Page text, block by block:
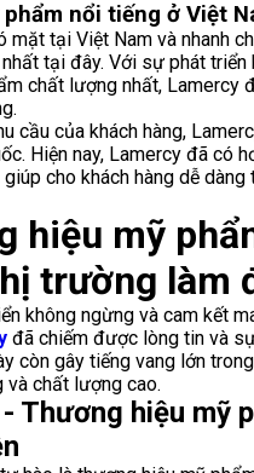
phẩm nổi tiếng ở Việt
mặt tại Việt Nam và nhanh
tại đây. Với sự phát
chất lượng nhất,
cầu của khách hàng,
Hiện nay, Lamercy đã có
giúp cho khách hàng dễ
hiệu mỹ
trường làm
không ngừng và cam kết
đã chiếm được lòng tin và
còn gây tiếng vang lớn
và chất lượng cao.
Thương hiệu mỹ